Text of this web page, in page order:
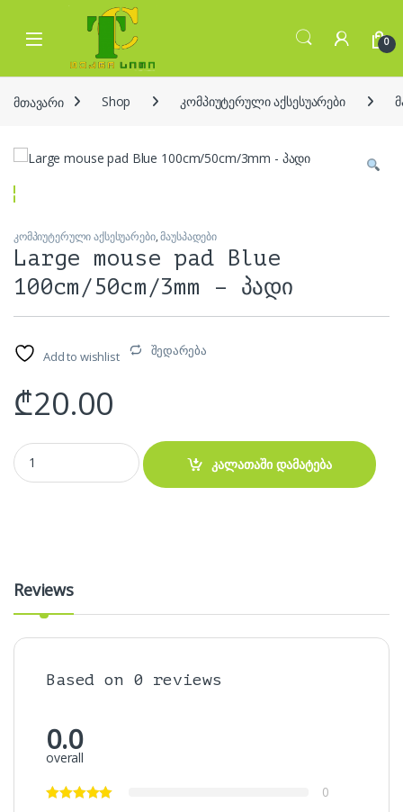
Skip to navigation
Skip to content
Open 0
მთავარი Shop კომპიუტერული აქსესუარები
კომპიუტერული აქსესუარები,მაუსპადები
Large mouse pad Blue
100cm/50cm/3mm – პადი
Add to wishlist შედარება
₾20.00
Large mouse pad Blue 100cm/50cm/3mm - პადი quantity
კალათაში დამატება
Reviews
Based on 0 reviews
0.0
overall
0